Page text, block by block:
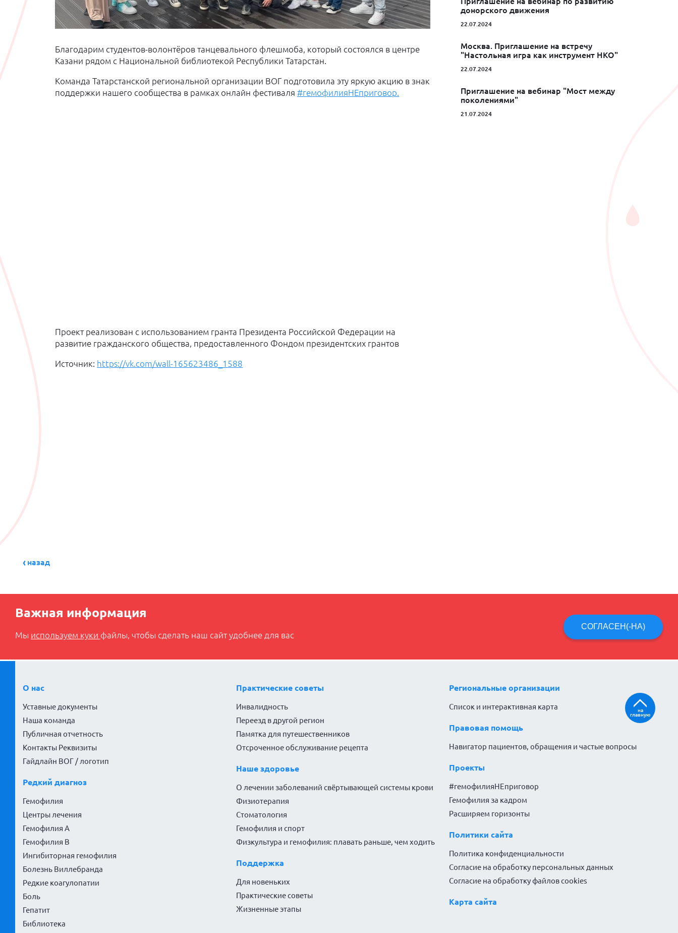
Благодарим студентов-волонтёров танцевального флешмоба, который состоялся в центре
Казани рядом с Национальной библиотекой Республики Татарстан.
Команда Татарстанской региональной организации ВОГ подготовила эту яркую акцию в знак
поддержки нашего сообщества в рамках онлайн фестиваля#гемофилияНЕприговор.
Проект реализован с использованием гранта Президента Российской Федерации на
развитие гражданского общества, предоставленного Фондом президентских грантов
Источник: https://vk.com/wall-165623486_1588
донорского движения
22.07.2024
Москва. Приглашение на встречу
"Настольная игра как инструмент НКО"
22.07.2024
Приглашение на вебинар "Мост между
поколениями"
21.07.2024
назад
Важная информация
Мы используем куки файлы, чтобы сделать наш сайт удобнее для вас
СОГЛАСЕН(-НА)
О нас
Уставные документы
Наша команда
Публичная отчетность
Контакты Реквизиты
Гайдлайн ВОГ / логотип
Редкий диагноз
Гемофилия
Центры лечения
Гемофилия А
Гемофилия В
Ингибиторная гемофилия
Болезнь Виллебранда
Редкие коагулопатии
Боль
Гепатит
Библиотека
Практические советы
Инвалидность
Переезд в другой регион
Памятка для путешественников
Отсроченное обслуживание рецепта
Наше здоровье
О лечении заболеваний свёртывающей системы крови
Физиотерапия
Стоматология
Гемофилия и спорт
Физкультура и гемофилия: плавать раньше, чем ходить
Поддержка
Для новеньких
Практические советы
Жизненные этапы
Региональные организации
Список и интерактивная карта
Правовая помощь
Навигатор пациентов, обращения и частые вопросы
Проекты
#гемофилияНЕприговор
Гемофилия за кадром
Расширяем горизонты
Политики сайта
Политика конфиденциальности
Согласие на обработку персональных данных
Согласие на обработку файлов cookies
Карта сайта
на
главную